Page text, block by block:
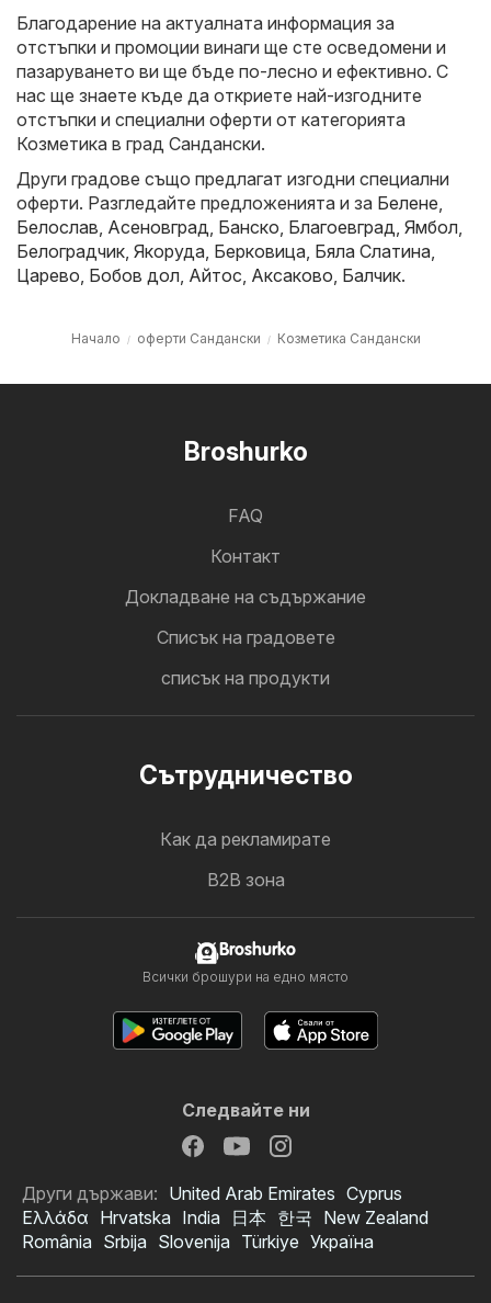
Благодарение на актуалната информация за
отстъпки и промоции винаги ще сте осведомени и
пазаруването ви ще бъде по-лесно и ефективно. С
нас ще знаете къде да откриете най-изгодните
отстъпки и специални оферти от категорията
Козметика в град Сандански.
Други градове също предлагат изгодни специални
оферти. Разгледайте предложенията и за Белене
Белослав Асеновград Банско Благоевград Ямбол
Белоградчик Якоруда Берковица Бяла Слатина
Царево Бобов дол Айтос Аксаково Балчик.
Начало оферти Сандански Козметика Сандански
Broshurko
FAQ
Контакт
Докладване на съдържание
Cписък на градовете
списък на продукти
Cътрудничество
Как да рекламирате
B2B зона
Broshurko
Всички брошури на едно място
Следвайте ни
Други държави: United Arab Emirates Cyprus
Ελλάδα Hrvatska India 日本 한국 New Zealand
România Srbija Slovenija Türkiye Україна